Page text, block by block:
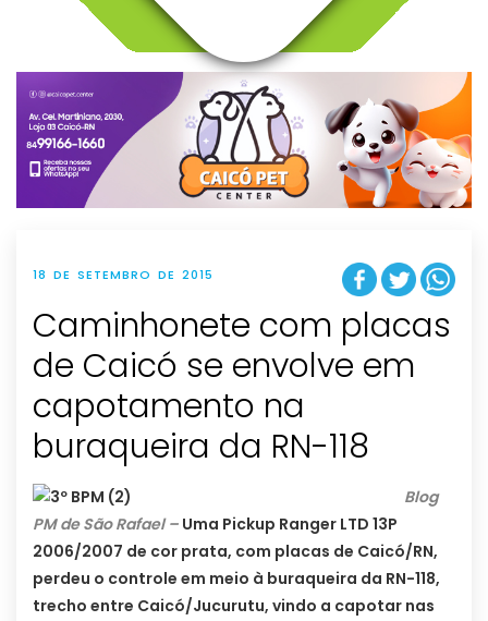
v
g
t
i
o
n
18 DE SETEMBRO DE 2015
Caminhonete com placas
de Caicó se envolve em
capotamento na
buraqueira da RN-118
Blog
PM de São Rafael – Uma Pickup Ranger LTD 13P
2006/2007 de cor prata, com placas de Caicó/RN,
perdeu o controle em meio à buraqueira da RN-118,
trecho entre Caicó/Jucurutu, vindo a capotar nas